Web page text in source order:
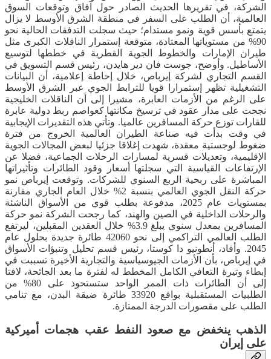
الشركة، في تقريرها الحديث الصادر حول آفاق وتوقعات السوق
العالمية، أن الطلب على السفر في منطقة الشرق الأوسط لا يزال
يتمتع بأسس قوية ونمو مستدام؛ حيث سجلت التدفقات الحالية نحو
90% من مستوياتها المعتادة، متوقعة إستمرار الناقلات الكبرى مثل
طيران الإمارات والخطوط الجوية القطرية في خططها لتوسيع
الأساطيل. وأوضح، جوست فان دير هايدن، رئيس قسم التسويق في
القسم التجاري لشركة إيرباص، خلال إحاطة إعلامية، أن البيانات
التشغيلية تظهر إستمرارا قويا للترابط الجوي عبر الشرق الأوسط
على الرغم من الأزمات العابرة، مشيرا إلى أن الناقلات الخليجية
نجحت على مدار عقود في ترسيخ مكانتها كعواصم ربط دولية عابرة
للقارات توزع حركة المسافرين عالميا. وتأتي هذه التقديرات الإيجابية
في وقت بدأت فيه صناعة الطيران العالمية الخروج من فترة
ضغوط لوجستية معقدة، شهدت إغلاقا جزئيا لبعض المجالات الجوية
الإقليمية، وتعديلات قسرية لمسارات الرحلات الجماعية، فضلا عن
الإرتفاعات القياسية التي سجلتها أسعار وقود الطائرات وتأثيراتها
المباشرة على ربحية الربع السنوي للشركات. وتوقعت إيرباص نمو
حركة النقل الجوي العالمي بنسبة 2% خلال العام الجاري مقارنة
بمستويات عام 2025، مدفوعة بطلب قوي من الأسواق الناشئة
والرحلات الداخلية في الصين والهند، كما رجحت الشركة نمو حركة
المسافرين بمعدل سنوي يبلغ 3.9% خلال العقدين المقبلين، ليرتفع
الطلب العالمي التراكمي إلى نحو 42060 طائرة جديدة بحلول عام
2045. وأفاد، أنطونيو دا كوستا، رئيس قسم تحليل وتنبؤات الأسواق
في إيرباص، بأن الأزمات الجيوسياسية والتجارية الأخيرة تسببت في
إبطاء وتيرة التعافي الكامل المخطط له لفترة ما بعد الجائحة، لافتا
إلى أن الطائرات ذات الممر الواحد ستستحوذ على 80% من
الطلبيات المستقبلية بواقع 33920 طائرة ضيقة البدن، مع تنامي
الطلب على مقصورات الدرجة الممتازة.
الذهب ينخفض مع صعود النفط عقب هجمات أميركية
على إيران